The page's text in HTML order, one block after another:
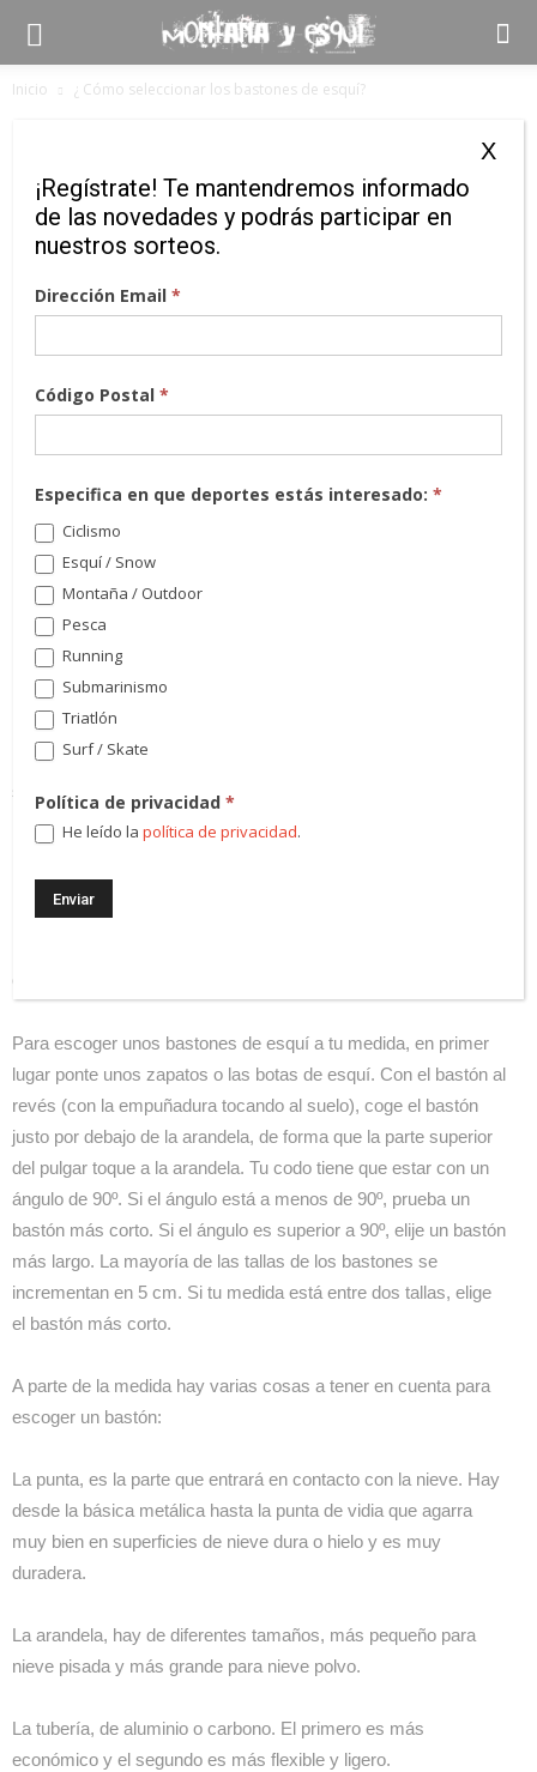
Inicio ¿ Cómo seleccionar los bastones de esquí?
bastones de esquí?
14 octubre, 2016
La importancia de los bastones de esquí alpino.
Los bastones se utilizan para mejorar el equilibrio y la
sincronización en los esquiadores de un cierto nivel.
les ayudan a levantarse cada vez que se caen.
de esquí alpino?
Para escoger unos bastones de esquí a tu medida, en primer
lugar ponte unos zapatos o las botas de esquí. Con el bastón al
revés (con la empuñadura tocando al suelo), coge el bastón
justo por debajo de la arandela, de forma que la parte superior
del pulgar toque a la arandela. Tu codo tiene que estar con un
ángulo de 90º. Si el ángulo está a menos de 90º, prueba un
bastón más corto. Si el ángulo es superior a 90º, elije un bastón
más largo. La mayoría de las tallas de los bastones se
incrementan en 5 cm. Si tu medida está entre dos tallas, elige
el bastón más corto.
A parte de la medida hay varias cosas a tener en cuenta para
escoger un bastón:
La punta, es la parte que entrará en contacto con la nieve. Hay
desde la básica metálica hasta la punta de vidia que agarra
muy bien en superficies de nieve dura o hielo y es muy
duradera.
La arandela, hay de diferentes tamaños, más pequeño para
nieve pisada y más grande para nieve polvo.
La tubería, de aluminio o carbono. El primero es más
económico y el segundo es más flexible y ligero.
¡Regístrate! Te mantendremos informado
de las novedades y podrás participar en
nuestros sorteos.
Dirección Email*
Código Postal*
Especifica en que deportes estás interesado:*
Ciclismo
Esquí / Snow
Montaña / Outdoor
Pesca
Running
Submarinismo
Triatlón
Surf / Skate
Política de privacidad*
He leído lapolítica de privacidad.
X